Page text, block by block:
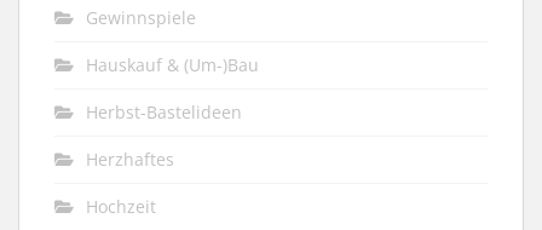
Gewinnspiele
Hauskauf & (Um-)Bau
Herbst-Bastelideen
Herzhaftes
Hochzeit